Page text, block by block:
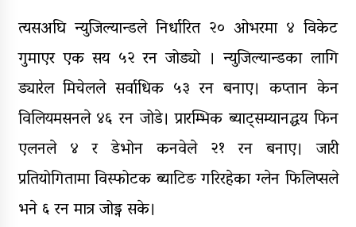
त्यसअघि न्युजिल्यान्डले निर्धारित २० ओभरमा ४ विकेट
गुमाएर एक सय ५२ रन जोड्यो । न्युजिल्यान्डका लागि
ड्यारेल मिचेलले सर्वाधिक ५३ रन बनाए। कप्तान केन
विलियमसनले ४६ रन जोडे। प्रारम्भिक ब्याट्सम्यानद्धय फिन
एलनले ४ र डेभोन कनवेले २१ रन बनाए। जारी
प्रतियोगितामा विस्फोटक ब्याटिङ गरिरहेका ग्लेन फिलिप्सले
भने ६ रन मात्र जोड्न सके।